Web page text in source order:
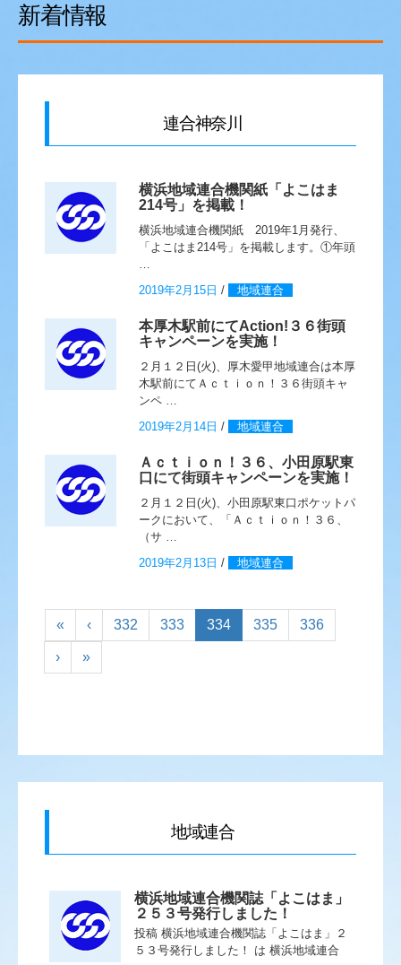
新着情報
連合神奈川
横浜地域連合機関紙「よこはま
214号」を掲載！
横浜地域連合機関紙 2019年1月発行、
「よこはま214号」を掲載します。①年頭
…
2019年2月15日 / 地域連合
本厚木駅前にてAction!３６街頭
キャンペーンを実施！
２月１２日(火)、厚木愛甲地域連合は本厚
木駅前にてＡｃｔｉｏｎ！３６街頭キャ
ンペ …
2019年2月14日 / 地域連合
Ａｃｔｉｏｎ！３６、小田原駅東
口にて街頭キャンペーンを実施！
２月１２日(火)、小田原駅東口ポケットパ
ークにおいて、「Ａｃｔｉｏｎ！３６、
（サ …
2019年2月13日 / 地域連合
« ‹ 332 333 334 335 336
› »
地域連合
横浜地域連合機関誌「よこはま」
２５３号発行しました！
投稿 横浜地域連合機関誌「よこはま」２
５３号発行しました！ は 横浜地域連合